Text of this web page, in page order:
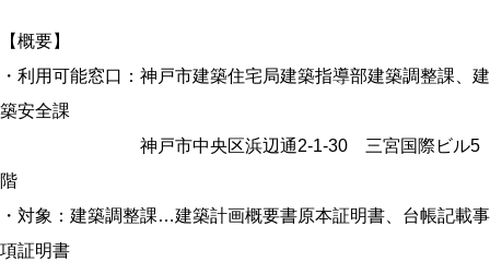
【概要】
・利用可能窓口：神戸市建築住宅局建築指導部建築調整課、建
築安全課
神戸市中央区浜辺通2-1-30 三宮国際ビル5
階
・対象：建築調整課…建築計画概要書原本証明書、台帳記載事
項証明書